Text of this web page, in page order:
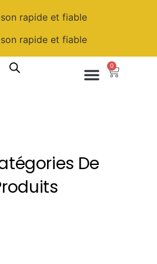
rapide et fiable
rapide et fiable
0
De